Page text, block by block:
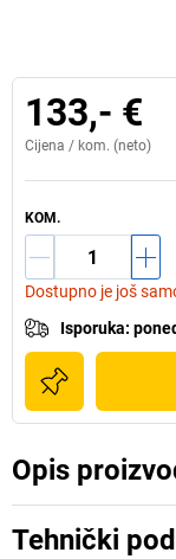
133,- €
Cijena / kom. (neto)
KOM.
Dostupno je još
Isporuka:
Opis
Tehnički